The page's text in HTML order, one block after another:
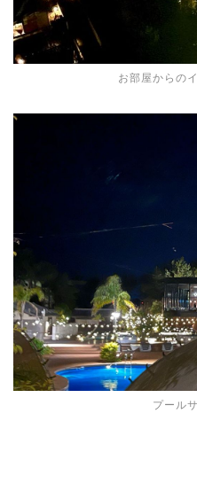
お部屋からの
プール